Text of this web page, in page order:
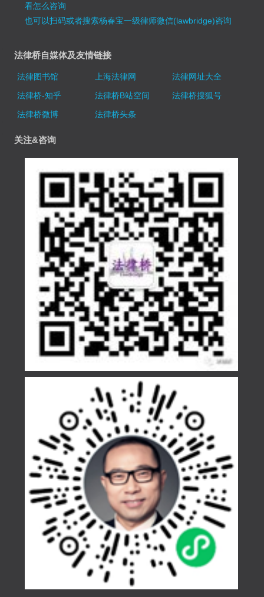
看怎么咨询
也可以扫码或者搜索杨春宝一级律师微信(lawbridge)咨询
法律桥自媒体及友情链接
法律图书馆 上海法律网
法律网址大全
法律桥-知乎
法律桥B站空间
法律桥搜狐号
法律桥微博
法律桥头条
关注&咨询